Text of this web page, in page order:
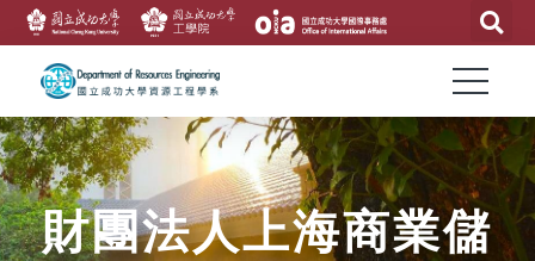
財團法人上海商業儲